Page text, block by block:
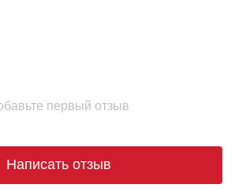
первый отзыв
Написать отзыв